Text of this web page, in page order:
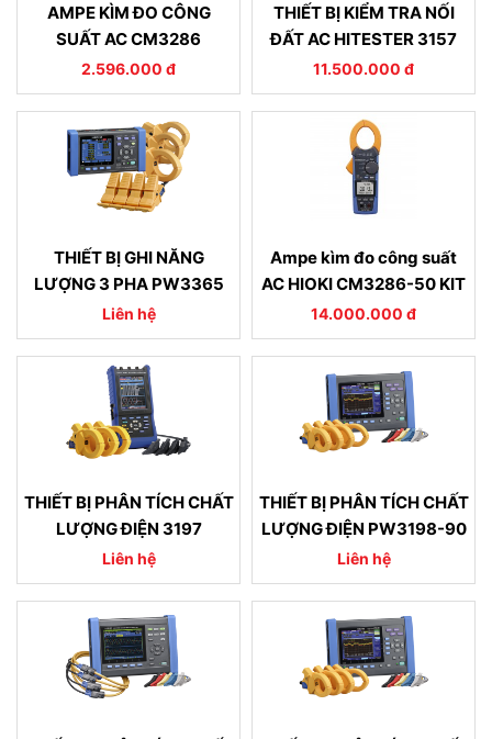
AMPE KÌM ĐO CÔNG
SUẤT AC CM3286
2.596.000 đ
THIẾT BỊ KIỂM TRA NỐI
ĐẤT AC HITESTER 3157
11.500.000 đ
THIẾT BỊ GHI NĂNG
LƯỢNG 3 PHA PW3365
Liên hệ
Ampe kìm đo công suất
AC HIOKI CM3286-50 KIT
14.000.000 đ
THIẾT BỊ PHÂN TÍCH CHẤT
LƯỢNG ĐIỆN 3197
Liên hệ
THIẾT BỊ PHÂN TÍCH CHẤT
LƯỢNG ĐIỆN PW3198-90
Liên hệ